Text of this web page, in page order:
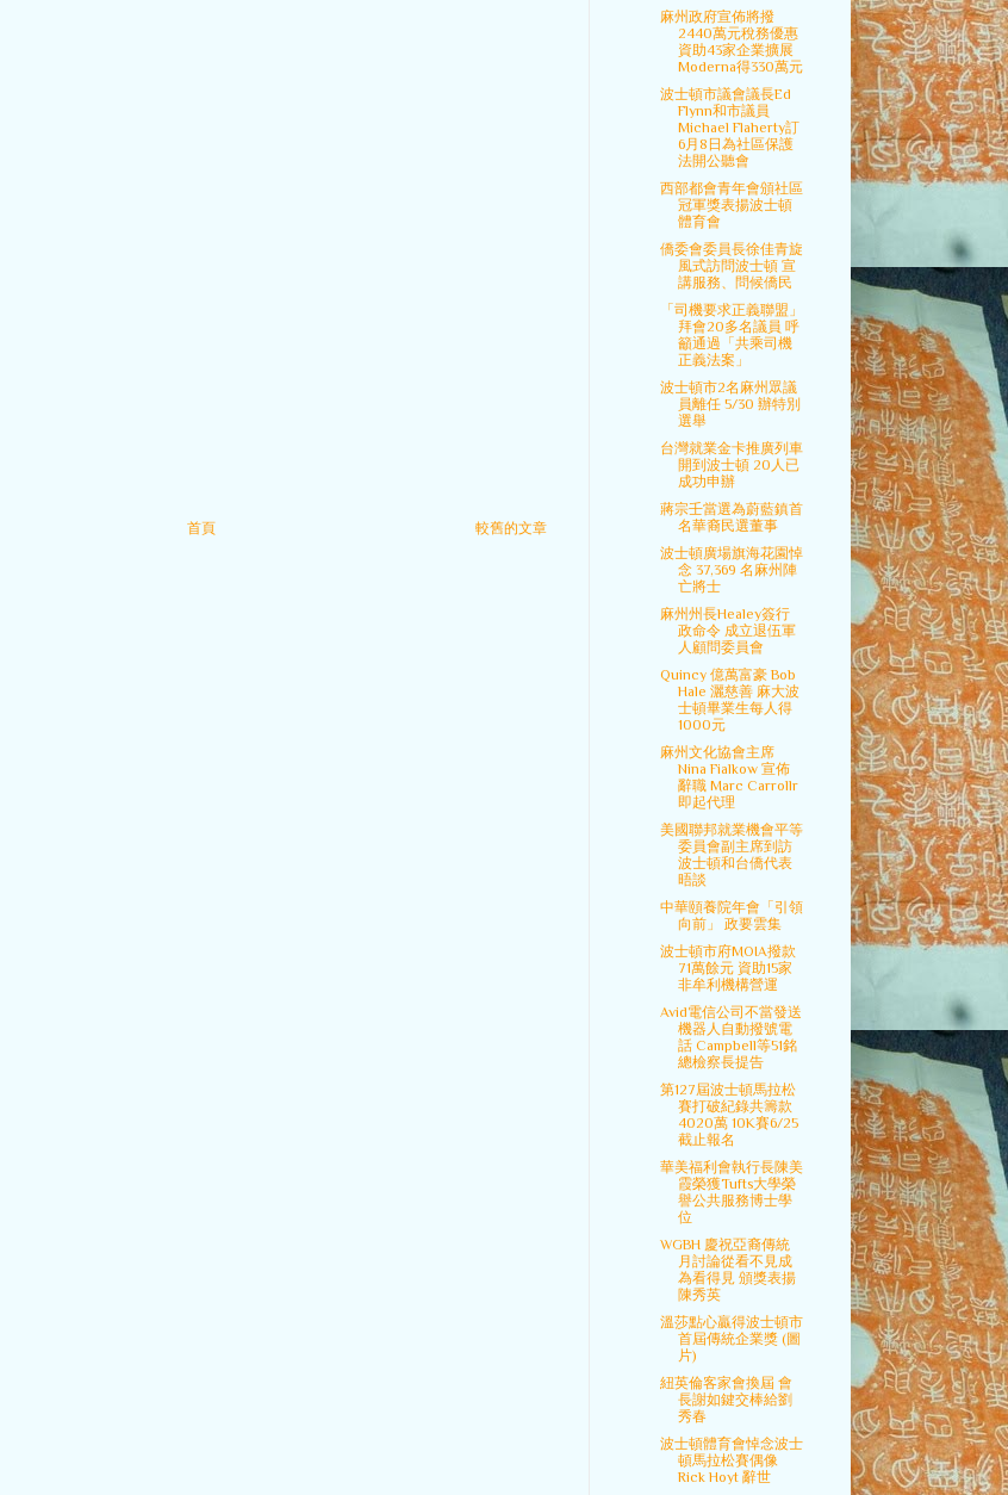
較舊的文章
首頁
麻州政府宣佈將撥
2440萬元稅務優惠
資助43家企業擴展
Moderna得330萬元
波士頓市議會議長Ed
Flynn和市議員
Michael Flaherty訂
6月8日為社區保護
法開公聽會
西部都會青年會頒社區
冠軍獎表揚波士頓
體育會
僑委會委員長徐佳青旋
風式訪問波士頓 宣
講服務、問候僑民
「司機要求正義聯盟」
拜會20多名議員 呼
籲通過「共乘司機
正義法案」
波士頓市2名麻州眾議
員離任 5/30 辦特別
選舉
台灣就業金卡推廣列車
開到波士頓 20人已
成功申辦
蔣宗壬當選為蔚藍鎮首
名華裔民選董事
波士頓廣場旗海花園悼
念 37,369 名麻州陣
亡將士
麻州州長Healey簽行
政命令 成立退伍軍
人顧問委員會
Quincy 億萬富豪 Bob
Hale 灑慈善 麻大波
士頓畢業生每人得
1000元
麻州文化協會主席
Nina Fialkow 宣佈
辭職 Marc Carrollr
即起代理
美國聯邦就業機會平等
委員會副主席到訪
波士頓和台僑代表
晤談
中華頤養院年會「引領
向前」 政要雲集
波士頓市府MOIA撥款
71萬餘元 資助15家
非牟利機構營運
Avid電信公司不當發送
機器人自動撥號電
話 Campbell等51銘
總檢察長提告
第127屆波士頓馬拉松
賽打破紀錄共籌款
4020萬 10K賽6/25
截止報名
華美福利會執行長陳美
霞榮獲Tufts大學榮
譽公共服務博士學
位
WGBH 慶祝亞裔傳統
月討論從看不見成
為看得見 頒獎表揚
陳秀英
溫莎點心贏得波士頓市
首屆傳統企業獎 (圖
片)
紐英倫客家會換屆 會
長謝如鍵交棒給劉
秀春
波士頓體育會悼念波士
頓馬拉松賽偶像
Rick Hoyt 辭世